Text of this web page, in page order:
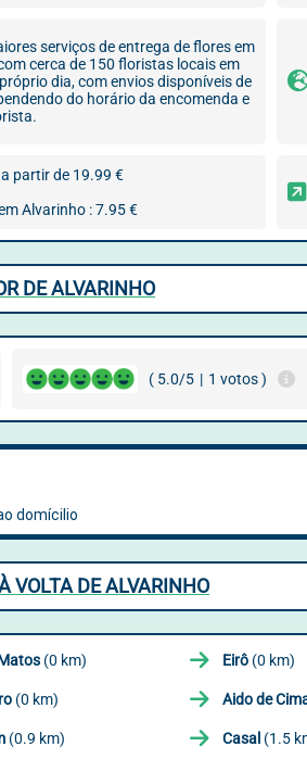
serviços de entrega de flores em
cerca de 150 floristas locais em
dia, com envios disponíveis de
do horário da encomenda e
partir de 19.99 €
Alvarinho : 7.95 €
DE ALVARINHO
( 5.0/5 | 1 votos )
VOLTA DE ALVARINHO
(0 km) Eirô (0 km)
(0 km) Aido de
(0.9 km) Casal (1.5